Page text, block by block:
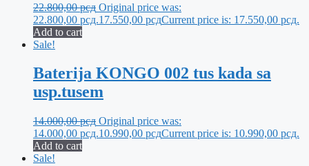
22.800,00рсд Original price was:
22.800,00 рсд.17.550,00 рсдCurrent price is: 17.550,00 рсд.
Add to cart
Sale!
Baterija KONGO 002 tus kada sa
usp.tusem
14.000,00рсд Original price was:
14.000,00 рсд.10.990,00 рсдCurrent price is: 10.990,00 рсд.
Add to cart
Sale!